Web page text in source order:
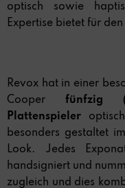
optisch sowie
Expertise bietet für
Revox hat in einer
Cooper fünfzig
Plattenspieler
besonders gestaltet
Look. Jedes
handsigniert und
zugleich und dies